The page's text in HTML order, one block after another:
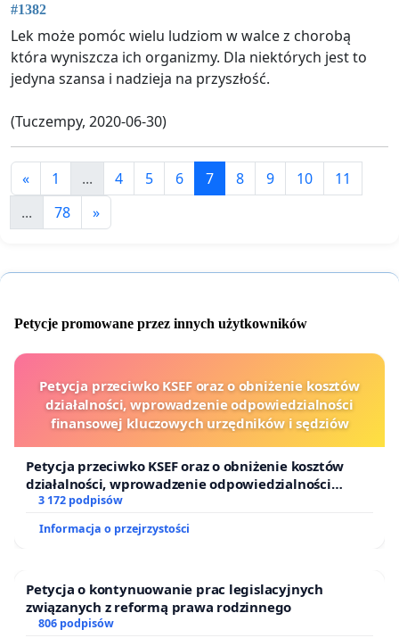
#1382
Lek może pomóc wielu ludziom w walce z chorobą
która wyniszcza ich organizmy. Dla niektórych jest to
jedyna szansa i nadzieja na przyszłość.
(Tuczempy, 2020-06-30)
« 1 ... 4 5 6 7 8 9 10
11
...
78 »
Petycje promowane przez innych użytkowników
Petycja przeciwko KSEF oraz o obniżenie kosztów
działalności, wprowadzenie odpowiedzialności
finansowej kluczowych urzędników i sędziów
Petycja przeciwko KSEF oraz o obniżenie kosztów
działalności, wprowadzenie odpowiedzialności
finansowej kluczowych urzędników i sędziów
3 172 podpisów
Informacja o przejrzystości
Petycja o kontynuowanie prac legislacyjnych
związanych z reformą prawa rodzinnego
806 podpisów